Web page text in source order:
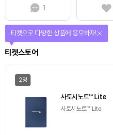
1
티켓스토어
티켓으로 다양한 상품에 응모하자!
2명
사토시노트™ Lite
사토시노트™ Lite